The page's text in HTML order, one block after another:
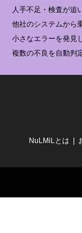
人手不足・検査が追
他社のシステムから
小さなエラーを発見
複数の不良を自動判
NuLMiLとは